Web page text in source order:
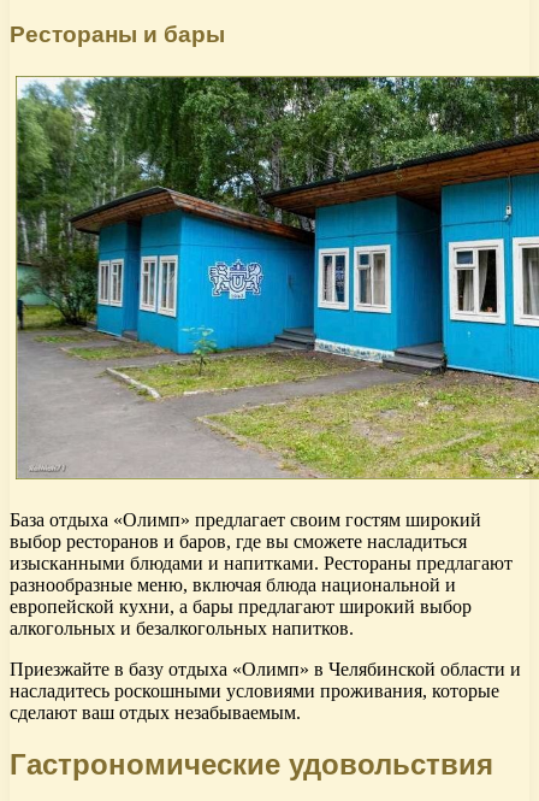
Рестораны и бары
База отдыха «Олимп» предлагает своим гостям широкий
выбор ресторанов и баров, где вы сможете насладиться
изысканными блюдами и напитками. Рестораны предлагают
разнообразные меню, включая блюда национальной и
европейской кухни, а бары предлагают широкий выбор
алкогольных и безалкогольных напитков.
Приезжайте в базу отдыха «Олимп» в Челябинской области и
насладитесь роскошными условиями проживания, которые
сделают ваш отдых незабываемым.
Гастрономические удовольствия